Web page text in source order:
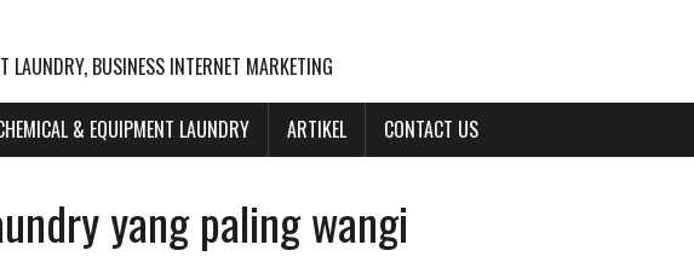
LAUNDRY, BUSINESS INTERNET MARKETING
& EQUIPMENT LAUNDRY ARTIKEL CONTACT US
yang paling wangi